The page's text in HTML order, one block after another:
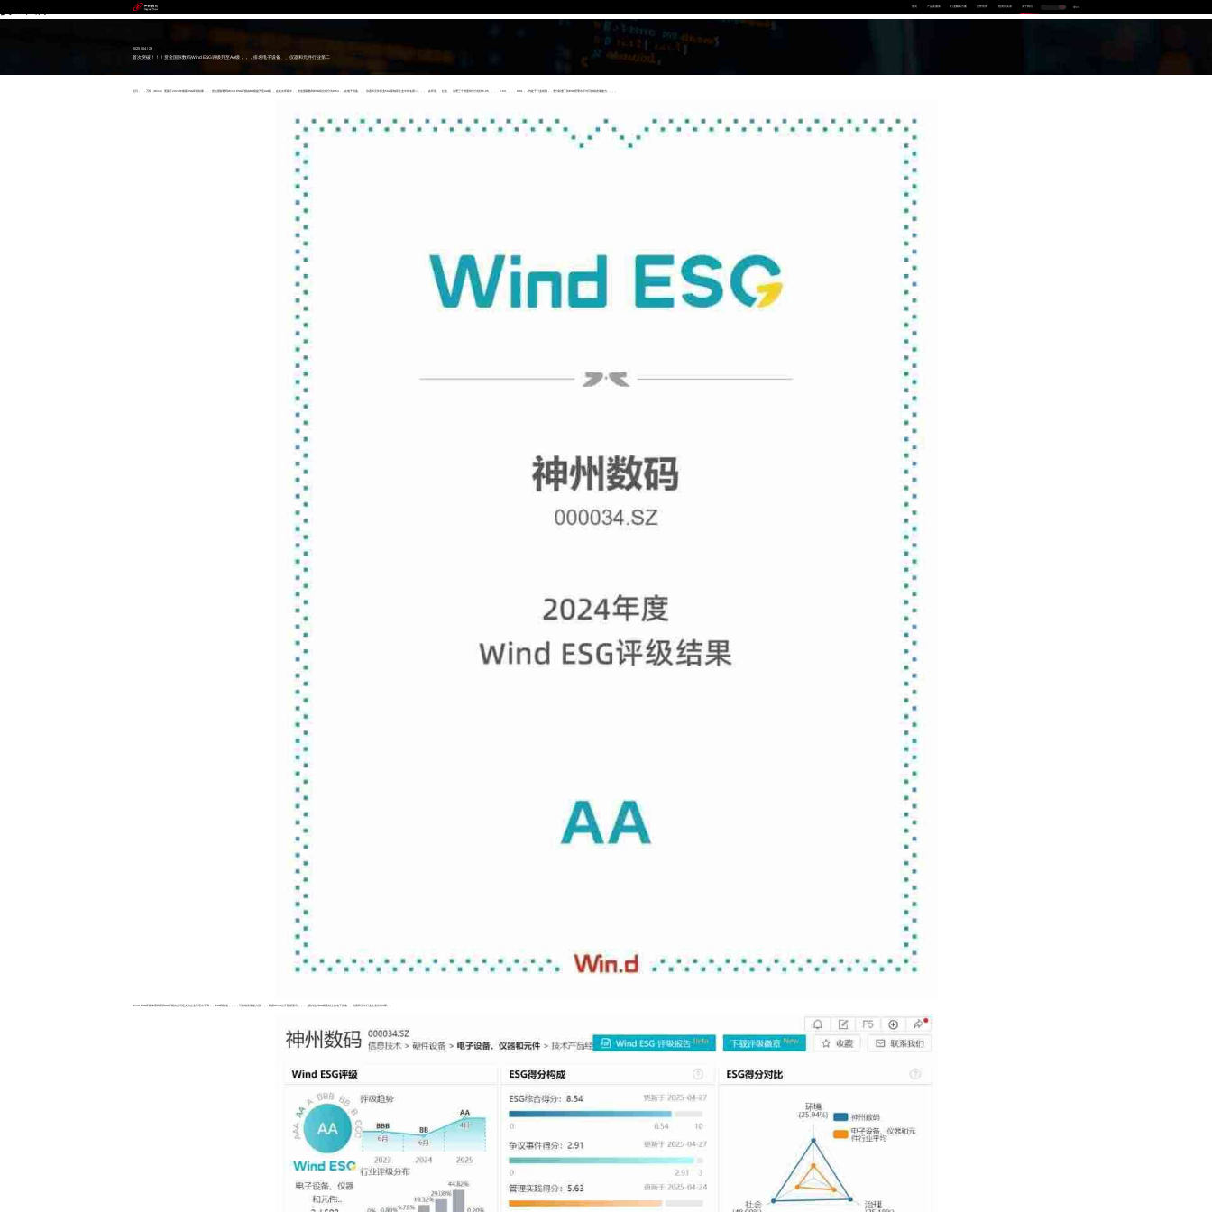
首页 产品及服务 行业解决方案 合作伙伴 投资者关系 关于我们 中EN
2025 / 04 / 28
首次突破！！！赏金国际数码Wind ESG评级升至AA级，，，排名电子设备、、仪器和元件行业第二
近日，，，万得（Wind）更新了2024年最新ESG评级结果，，，赏金国际数码Wind ESG评级由BB级提升至AA级。。在此次评级中，，赏金国际数码ESG综合得分为8.54，，在电子设备、、、仪器和元件行业502家纳评企业中排名第二，，，，在环境、、社会、、治理三个维度得分分别为6.95、、、、8.63、、、、8.01，，均处于行业前列，，充分彰显了其ESG管理水平与可持续发展能力。。。。
Wind ESG评级体系将获得AA评级的公司定义为企业管理水平高，，ESG风险低，，，，可持续发展能力强，，，根据Wind公开数据显示，，，，国内达到AA级及以上的电子设备、、仪器和元件行业企业仅有4家。。